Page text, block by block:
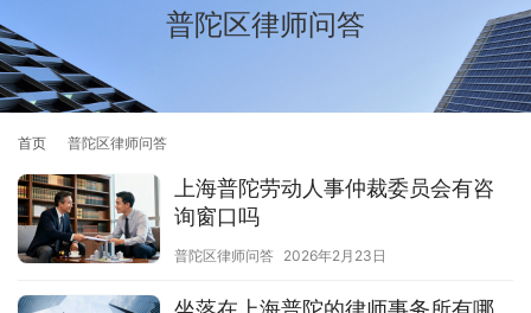
普陀区律师问答
首页 普陀区律师问答
上海普陀劳动人事仲裁委员会有咨
询窗口吗
普陀区律师问答 2026年2月23日